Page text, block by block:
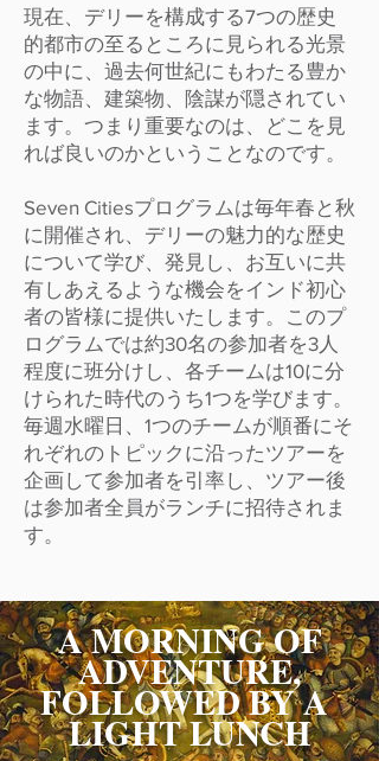
現在、デリーを構成する7つの歴史
的都市の至るところに見られる光景
の中に、過去何世紀にもわたる豊か
な物語、建築物、陰謀が隠されてい
ます。つまり重要なのは、どこを見
れば良いのかということなのです。
Seven Citiesプログラムは毎年春と秋
に開催され、デリーの魅力的な歴史
について学び、発見し、お互いに共
有しあえるような機会をインド初心
者の皆様に提供いたします。このプ
ログラムでは約30名の参加者を3人
程度に班分けし、各チームは10に分
けられた時代のうち1つを学びます。
毎週水曜日、1つのチームが順番にそ
れぞれのトピックに沿ったツアーを
企画して参加者を引率し、ツアー後
は参加者全員がランチに招待されま
す。
A MORNING OF
ADVENTURE,
FOLLOWED BY A
LIGHT LUNCH